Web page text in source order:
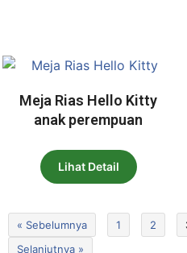
Meja Rias Hello Kitty
anak perempuan
Lihat Detail
« Sebelumnya 1 2
Selanjutnya »